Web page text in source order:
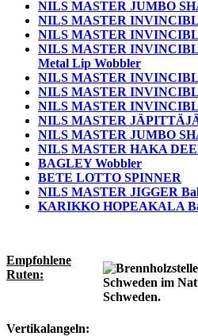
NILS MASTER JUMBO
NILS MASTER
NILS MASTER
NILS MASTER
Metal Lip Wobbler
NILS MASTER
NILS MASTER
NILS MASTER
NILS MASTER
NILS MASTER JUMBO
NILS MASTER HAKA
BAGLEY Wobbler
BETE LOTTO SPINNER
NILS MASTER JIGGER
KARIKKO HOPEAKALA
Empfohlene
Ruten:
Vertikalangeln: